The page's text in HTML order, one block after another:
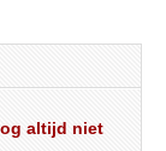
altijd niet